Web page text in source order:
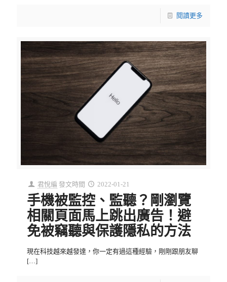
閱讀更多
君悅編 發文時間 2022-01-21
手機被監控、監聽？剛瀏覽
相關頁面馬上跳出廣告！避
免被竊聽與保護隱私的方法
現在科技越來越發達，你一定有過這種經驗，剛剛跟朋友聊
[…]